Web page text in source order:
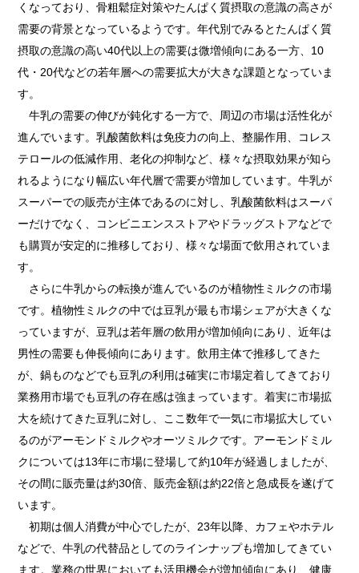
くなっており、骨粗鬆症対策やたんぱく質摂取の意識の高さが
需要の背景となっているようです。年代別でみるとたんぱく質
摂取の意識の高い40代以上の需要は微増傾向にある一方、10
代・20代などの若年層への需要拡大が大きな課題となっていま
す。
牛乳の需要の伸びが鈍化する一方で、周辺の市場は活性化が
進んでいます。乳酸菌飲料は免疫力の向上、整腸作用、コレス
テロールの低減作用、老化の抑制など、様々な摂取効果が知ら
れるようになり幅広い年代層で需要が増加しています。牛乳が
スーパーでの販売が主体であるのに対し、乳酸菌飲料はスーパ
ーだけでなく、コンビニエンスストアやドラッグストアなどで
も購買が安定的に推移しており、様々な場面で飲用されていま
す。
さらに牛乳からの転換が進んでいるのが植物性ミルクの市場
です。植物性ミルクの中では豆乳が最も市場シェアが大きくな
っていますが、豆乳は若年層の飲用が増加傾向にあり、近年は
男性の需要も伸長傾向にあります。飲用主体で推移してきた
が、鍋ものなどでも豆乳の利用は確実に市場定着してきており
業務用市場でも豆乳の存在感は強まっています。着実に市場拡
大を続けてきた豆乳に対し、ここ数年で一気に市場拡大してい
るのがアーモンドミルクやオーツミルクです。アーモンドミル
クについては13年に市場に登場して約10年が経過しましたが、
その間に販売量は約30倍、販売金額は約22倍と急成長を遂げて
います。
初期は個人消費が中心でしたが、23年以降、カフェやホテル
などで、牛乳の代替品としてのラインナップも増加してきてい
ます。業務の世界においても活用機会が増加傾向にあり、健康